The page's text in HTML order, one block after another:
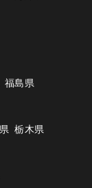
福島県
栃木県